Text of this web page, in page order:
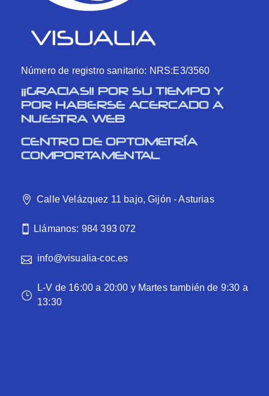
Número de registro sanitario: NRS:E3/3560
¡¡GRACIAS!! POR SU TIEMPO Y
POR HABERSE ACERCADO A
NUESTRA WEB
CENTRO DE OPTOMETRÍA
COMPORTAMENTAL
Calle Velázquez 11 bajo, Gijón - Asturias
Llámanos: 984 393 072
info@visualia-coc.es
L-V de 16:00 a 20:00 y Martes también de 9:30 a
13:30